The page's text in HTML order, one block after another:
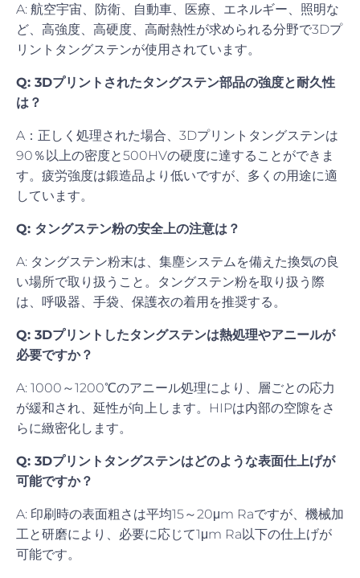
A: 航空宇宙、防衛、自動車、医療、エネルギー、照明な
ど、高強度、高硬度、高耐熱性が求められる分野で3Dプ
リントタングステンが使用されています。
Q: 3Dプリントされたタングステン部品の強度と耐久性
は？
A：正しく処理された場合、3Dプリントタングステンは
90％以上の密度と500HVの硬度に達することができま
す。疲労強度は鍛造品より低いですが、多くの用途に適
しています。
Q: タングステン粉の安全上の注意は？
A: タングステン粉末は、集塵システムを備えた換気の良
い場所で取り扱うこと。タングステン粉を取り扱う際
は、呼吸器、手袋、保護衣の着用を推奨する。
Q: 3Dプリントしたタングステンは熱処理やアニールが
必要ですか？
A: 1000～1200℃のアニール処理により、層ごとの応力
が緩和され、延性が向上します。HIPは内部の空隙をさ
らに緻密化します。
Q: 3Dプリントタングステンはどのような表面仕上げが
可能ですか？
A: 印刷時の表面粗さは平均15～20μm Raですが、機械加
工と研磨により、必要に応じて1μm Ra以下の仕上げが
可能です。